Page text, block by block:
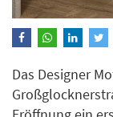
Das Designer